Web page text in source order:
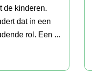
de kinderen.
dat in een
rol. Een ...